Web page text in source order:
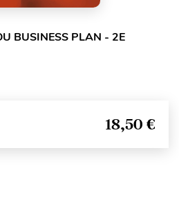
BUSINESS PLAN - 2E
18,50 €